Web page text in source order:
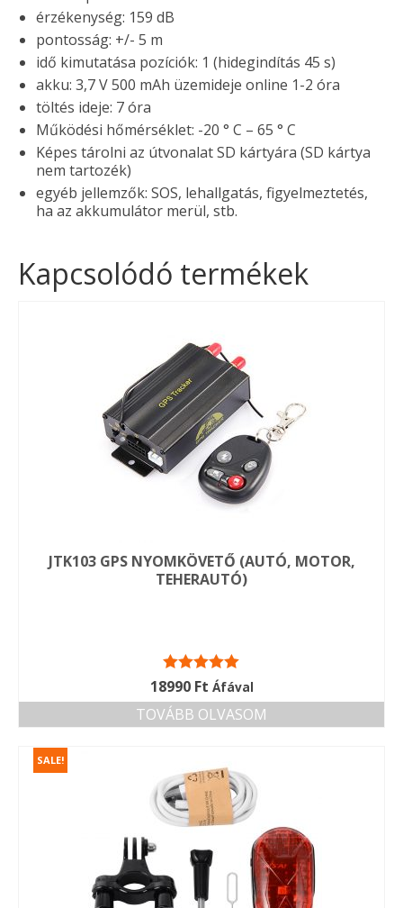
érzékenység: 159 dB
pontosság: +/- 5 m
idő kimutatása pozíciók: 1 (hidegindítás 45 s)
akku: 3,7 V 500 mAh üzemideje online 1-2 óra
töltés ideje: 7 óra
Működési hőmérséklet: -20 ° C – 65 ° C
Képes tárolni az útvonalat SD kártyára (SD kártya
nem tartozék)
egyéb jellemzők: SOS, lehallgatás, figyelmeztetés,
ha az akkumulátor merül, stb.
Kapcsolódó termékek
JTK103 GPS NYOMKÖVETŐ (AUTÓ, MOTOR,
TEHERAUTÓ)
Értékelés:
18990 Ft Áfával
TOVÁBB OLVASOM
SALE!